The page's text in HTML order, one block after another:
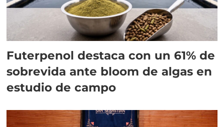
Futerpenol destaca con un 61% de
sobrevida ante bloom de algas en
estudio de campo